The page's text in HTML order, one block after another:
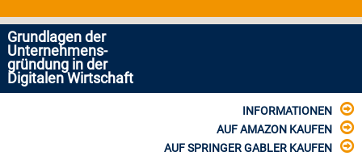
Grundlagen der
Unternehmens-
gründung in der
Digitalen Wirtschaft
INFORMATIONEN
AUF AMAZON KAUFEN
AUF SPRINGER GABLER KAUFEN